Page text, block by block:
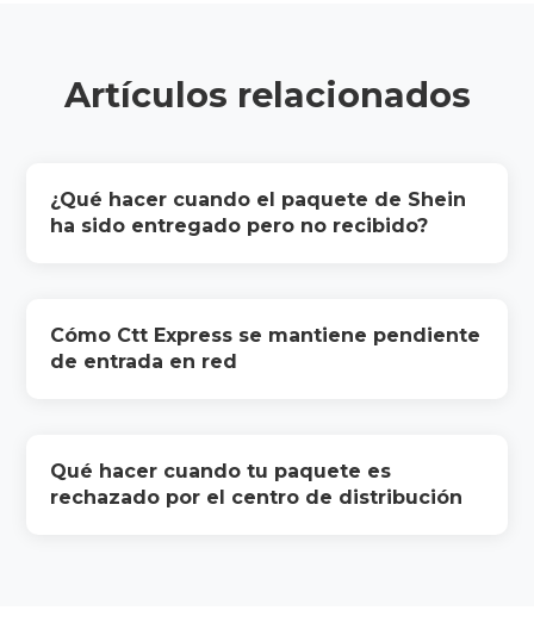
Artículos relacionados
¿Qué hacer cuando el paquete de Shein
ha sido entregado pero no recibido?
Cómo Ctt Express se mantiene pendiente
de entrada en red
Qué hacer cuando tu paquete es
rechazado por el centro de distribución